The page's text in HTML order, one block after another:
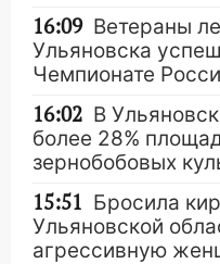
16:09 Ветераны
Ульяновска
Чемпионате
16:02 В
более 28%
зернобобовых
15:51 Бросила
Ульяновской
агрессивную